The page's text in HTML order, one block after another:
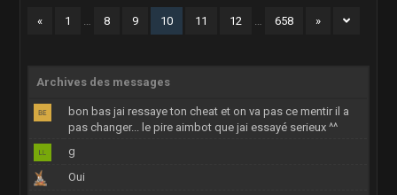
« 1 … 8 9 10 11 12 … 658 »
Archives des messages
bon bas jai ressaye ton cheat et on va pas ce mentir il a
pas changer... le pire aimbot que jai essayé serieux ^^
g
Oui